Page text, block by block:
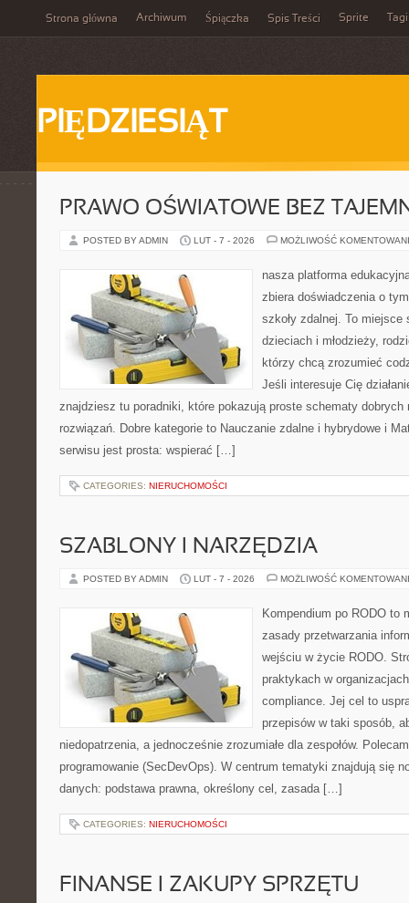
Strona główna Archiwum Śpiączka Spis Treści Sprite Tagi
PIĘDZIESIĄT
PRAWO OŚWIATOWE BEZ
POSTED BY ADMIN LUT - 7 - 2026 MOŻLIWOŚĆ
nasza platforma
zbiera doświadczenia o
szkoły zdalnej. To
dzieciach i młodzieży,
którzy chcą zrozumieć
Jeśli interesuje Cię
znajdziesz tu poradniki, które pokazują proste schematy dobrych
rozwiązań. Dobre kategorie to Nauczanie zdalne i hybrydowe i
serwisu jest prosta: wspierać […]
CATEGORIES: NIERUCHOMOŚCI
SZABLONY I NARZĘDZIA
POSTED BY ADMIN LUT - 7 - 2026 MOŻLIWOŚĆ
Kompendium po RODO to
zasady przetwarzania
wejściu w życie RODO.
praktykach w
compliance. Jej cel to
przepisów w taki sposób,
niedopatrzenia, a jednocześnie zrozumiałe dla zespołów.
programowanie (SecDevOps). W centrum tematyki znajdują się
danych: podstawa prawna, określony cel, zasada […]
CATEGORIES: NIERUCHOMOŚCI
FINANSE I ZAKUPY SPRZĘTU